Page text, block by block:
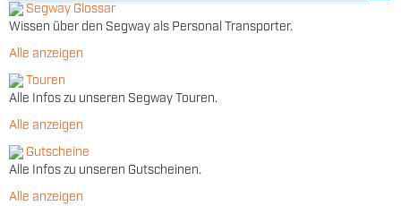
Segway Glossar
Wissen über den Segway als Personal Transporter.
Alle anzeigen
Touren
Alle Infos zu unseren Segway Touren.
Alle anzeigen
Gutscheine
Alle Infos zu unseren Gutscheinen.
Alle anzeigen